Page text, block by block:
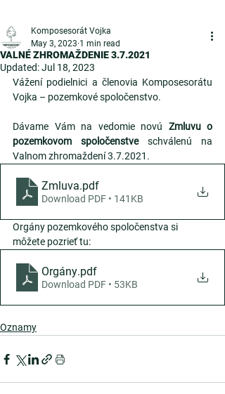
VALNÉ ZHROMAŽDENIE 3.7.2021
Komposesorát Vojka
May 3, 2023 1 min read
Updated:Jul 18, 2023
Vážení podielnici a členovia Komposesorátu
Vojka – pozemkové spoločenstvo.
Dávame Vám na vedomie novú Zmluvu o
pozemkovom spoločenstve schválenú na
Valnom zhromaždení 3.7.2021.
Zmluva.pdf
Download PDF • 141KB
Orgány pozemkového spoločenstva si
môžete pozrieť tu:
Orgány.pdf
Download PDF • 53KB
Oznamy